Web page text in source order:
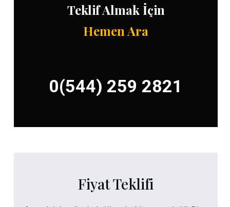
Teklif Almak İçin
Hemen Ara
0(544) 259 2821
Fiyat Teklifi